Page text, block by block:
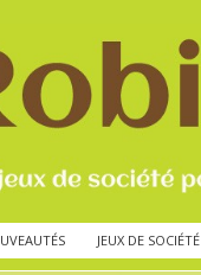
JEUX DE SOCIÉTÉ